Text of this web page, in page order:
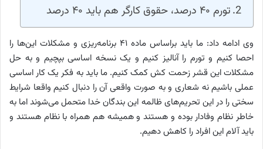
تورم ۴۰ درصد، حقوق کارگر هم باید ۴۰ درصد
وی ادامه داد: ما باید براساس ماده ۴۱ برنامه‌ریزی و مشکلات این‌ها را
احصا کنیم و تورم را آنالیز کنیم و یک نسخه اساسی بپچیم و به حل
مشکلات این قشر زحمت کش کمک کنیم. ما باید به فکر یک کار اساسی
عملی باشیم نه شعاری و به صورت واقعی آن را دنبال کنیم واقعا شرایط
سختی را در این تحریم‌های ظالمه این بندگان خدا متحمل می‌شوند اما به
خاطر نظام وفادار بوده و هستند و همیشه هم همراه با نظام هستند و
باید آلام این افراد را کاهش دهیم.